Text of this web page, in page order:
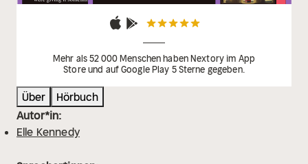
Mehr als 52 000 Menschen haben Nextory im App
Store und auf Google Play 5 Sterne gegeben.
Über
Hörbuch
Autor*in:
Elle Kennedy